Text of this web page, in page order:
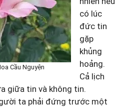
Cầu Nguyện
có lúc
đức tin
gặp
khủng
hoảng.
Cả lịch
giữa tin và không tin.
ta phải đứng trước một